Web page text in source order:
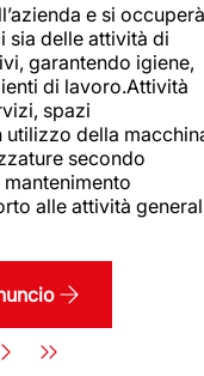
e si occuperà
sia delle attività di
garantendo igiene,
di lavoro.Attività
spazi
della
secondo
alle attività